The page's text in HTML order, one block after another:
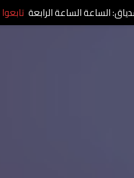
الساعة الساعة الرابعة تابعوا